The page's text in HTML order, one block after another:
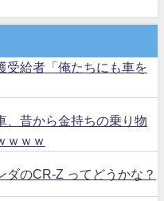
受給者「俺たちにも車を
、昔から金持ちの乗り物
ｗｗｗ
ダのCR-Z ってどうかな？